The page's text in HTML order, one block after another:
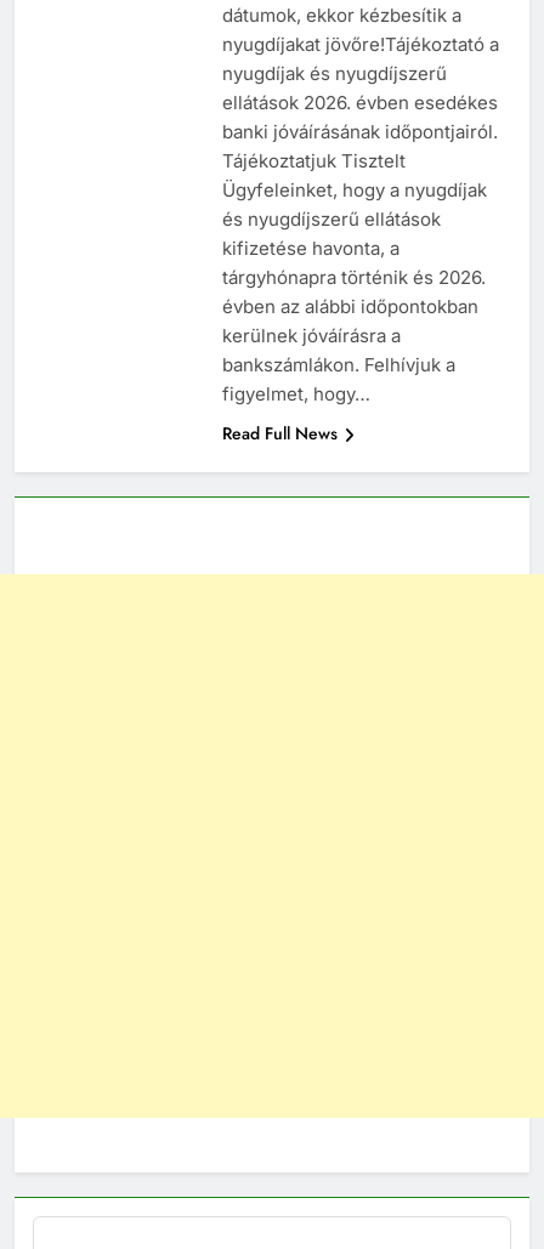
dátumok, ekkor kézbesítik a
nyugdíjakat jövőre!Tájékoztató a
nyugdíjak és nyugdíjszerű
ellátások 2026. évben esedékes
banki jóváírásának időpontjairól.
Tájékoztatjuk Tisztelt
Ügyfeleinket, hogy a nyugdíjak
és nyugdíjszerű ellátások
kifizetése havonta, a
tárgyhónapra történik és 2026.
évben az alábbi időpontokban
kerülnek jóváírásra a
bankszámlákon. Felhívjuk a
figyelmet, hogy…
Read Full News